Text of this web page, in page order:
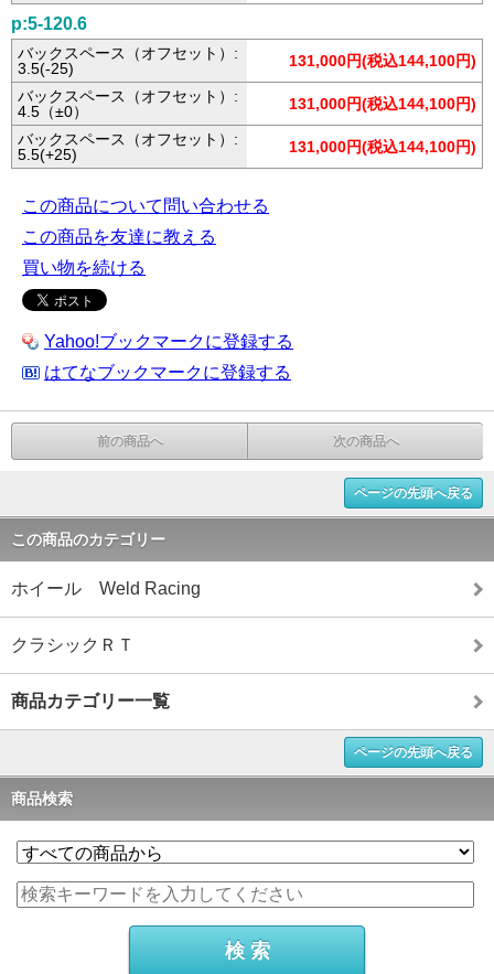
p:5-120.6
バックスペース（オフセット）:
3.5(-25)
131,000円(税込144,100円)
バックスペース（オフセット）:
4.5（±0）
131,000円(税込144,100円)
バックスペース（オフセット）:
5.5(+25)
131,000円(税込144,100円)
この商品について問い合わせる
この商品を友達に教える
買い物を続ける
Yahoo!ブックマークに登録する
はてなブックマークに登録する
前の商品へ 次の商品へ
ページの先頭へ戻る
この商品のカテゴリー
ホイール Weld Racing
クラシックＲＴ
商品カテゴリー一覧
ページの先頭へ戻る
商品検索